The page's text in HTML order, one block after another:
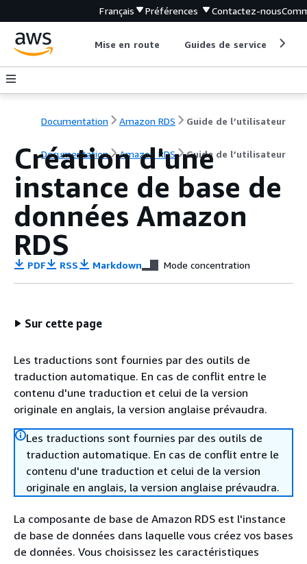
Français Préférences Contactez-nous
Mise en route Guides de service
Documentation Amazon RDS Guide de l’utilisateur
Documentation Amazon RDS Guide de l’utilisateur
Création d'une
instance de base de
données Amazon
RDS
PDF RSS Markdown Mode concentration
Sur cette page
Les traductions sont fournies par des outils de
traduction automatique. En cas de conflit entre le
contenu d'une traduction et celui de la version
originale en anglais, la version anglaise prévaudra.
Les traductions sont fournies par des outils de
traduction automatique. En cas de conflit entre le
contenu d'une traduction et celui de la version
originale en anglais, la version anglaise prévaudra.
La composante de base de Amazon RDS est l'instance
de base de données dans laquelle vous créez vos bases
de données. Vous choisissez les caractéristiques